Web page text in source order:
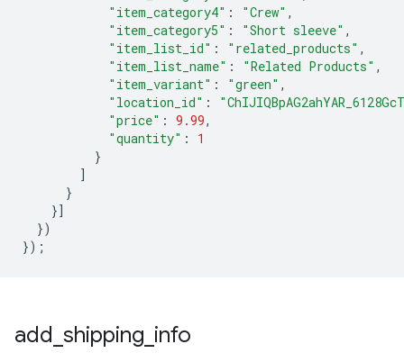
"item_category4" : "Crew" ,
"item_category5" : "Short sleeve" ,
"item_list_id" : "related_products" ,
"item_list_name" : "Related Products" ,
"item_variant" : "green" ,
"location_id" :
"price" : 9.99,
"quantity" :
1
}
]
}
}]
})
});
add shipping info